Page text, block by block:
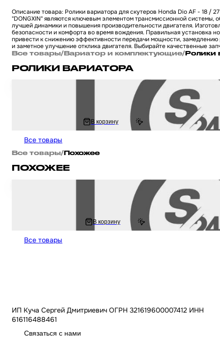
Описание товара: Ролики вариатора для скутеров Honda Dio AF - 18 /
"DONGXIN" являются ключевым элементом трансмиссионной
лучшей динамики и повышения производительности двигателя.
безопасности и комфорта во время вождения. Правильная установка
привести к снижению эффективности передачи мощности, замедлению
и заметное улучшение отклика двигателя. Выбирайте качественные
Все товары/Вариатор и комплектующие/Ролики
РОЛИКИ ВАРИАТОРА
Ролики вариатора (D - форма) тюнинг на скутер Suzuki Lets / Verde /
В корзину
Все товары
Все товары/Похожее
ПОХОЖЕЕ
Ролики вариатора на скутер Honda Dio AF - 18 / 27 / Giorno толстый
В корзину
Все товары
ИП Куча Сергей Дмитриевич ОГРН 321619600007412 ИНН
616116488461
Связаться с нами